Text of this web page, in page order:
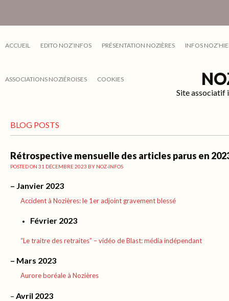
ACCUEIL EDITO NOZ’INFOS PRÉSENTATION NOZIÈRES INFOS
ASSOCIATIONS NOZIÉROISES COOKIES
Site associatif
BLOG POSTS
Rétrospective mensuelle des articles parus en
POSTED ON 31 DÉCEMBRE 2023 BY NOZ-INFOS
– Janvier 2023
Accident à Nozières: le 1er adjoint gravement blessé
Février 2023
“Le traitre des retraites” – vidéo de Blast: média indépendant
– Mars 2023
Aurore boréale à Nozières
– Avril 2023